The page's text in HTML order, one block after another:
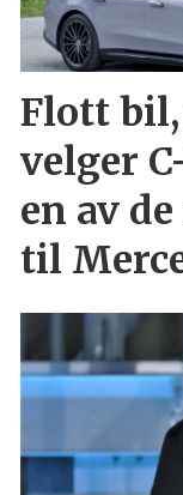
Flott
velger
en av
til